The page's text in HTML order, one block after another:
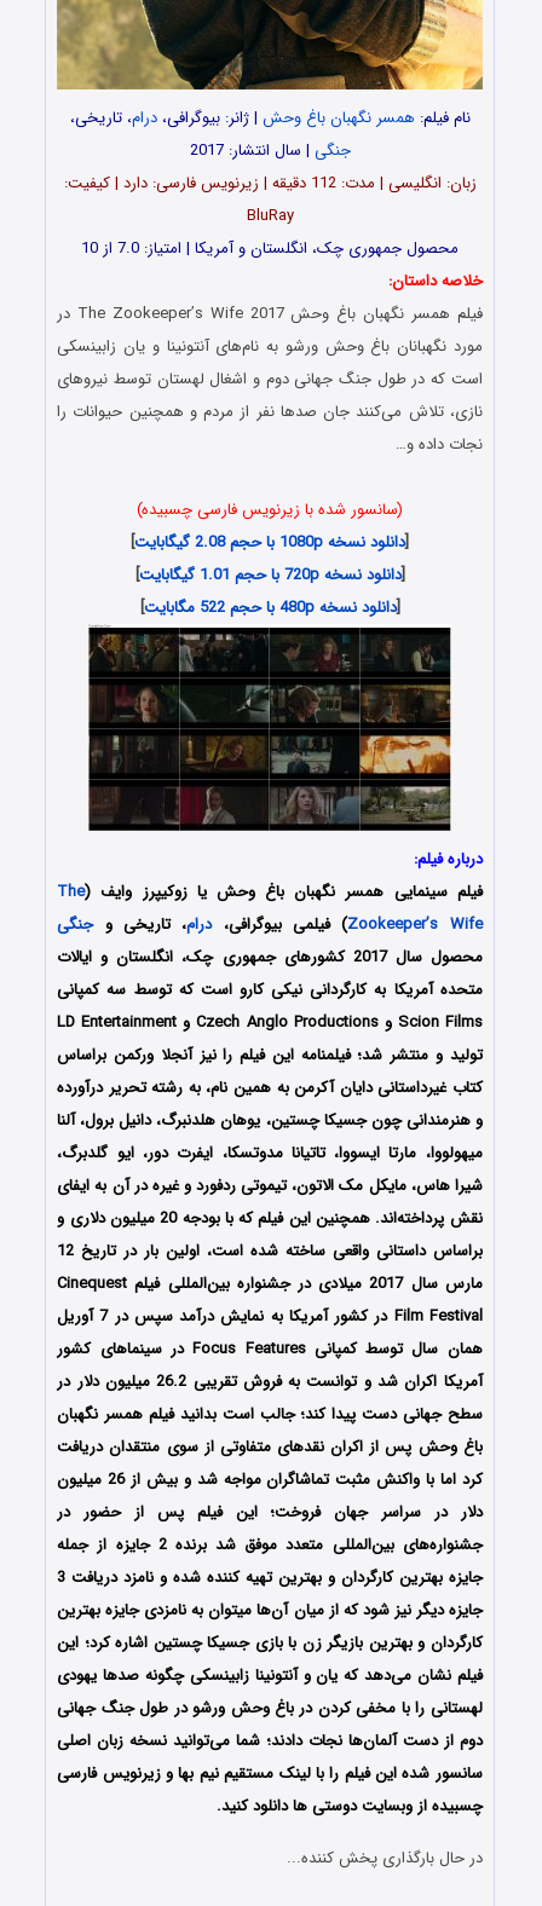
نام فیلم: همسر نگهبان باغ وحش | ژانر: بیوگرافی،درام، تاریخی،
جنگی | سال انتشار: 2017
زبان: انگلیسی | مدت: 112 دقیقه | زیرنویس فارسی: دارد | کیفیت:
BluRay
محصول جمهوری چک، انگلستان و آمریکا | امتیاز: 7.0 از 10
خلاصه داستان:
فیلم همسر نگهبان باغ وحش The Zookeeper’s Wife 2017 در
مورد نگهبانان باغ وحش ورشو به نام‌های آنتونینا و یان زابینسکی
است که در طول جنگ جهانی دوم و اشغال لهستان توسط نیروهای
نازی، تلاش می‌کنند جان صدها نفر از مردم و همچنین حیوانات را
نجات داده و…
(سانسور شده با زیرنویس فارسی چسبیده)
[دانلود نسخه 1080p با حجم 2.08 گیگابایت
]
[دانلود نسخه 720p با حجم 1.01 گیگابایت
]
[دانلود نسخه 480p با حجم 522 مگابایت ]
درباره فیلم:
فیلم سینمایی همسر نگهبان باغ وحش یا زوکیپرز وایف (The
Zookeeper’s Wife) فیلمی بیوگرافی،درام، تاریخی وجنگی
محصول سال 2017 کشورهای جمهوری چک، انگلستان و ایالات
متحده آمریکا به کارگردانی نیکی کارو است که توسط سه کمپانی
Scion Films و Czech Anglo Productions و LD Entertainment
تولید و منتشر شد؛ فیلمنامه این فیلم را نیز آنجلا ورکمن براساس
کتاب غیرداستانی دایان آکرمن به همین نام، به رشته تحریر درآورده
و هنرمندانی چون جسیکا چستین، یوهان هلدنبرگ، دانیل برول، آلنا
میهولووا، مارتا ایسووا، تاتیانا مدوتسکا، ایفرت دور، ایو گلدبرگ،
شیرا هاس، مایکل مک ‌الاتون، تیموتی ردفورد و غیره در آن به ایفای
نقش پرداخته‌اند. همچنین این فیلم که با بودجه 20 میلیون دلاری و
براساس داستانی واقعی ساخته شده است، اولین بار در تاریخ 12
مارس سال 2017 میلادی در جشنواره بین‌المللی فیلم Cinequest
Film Festival در کشور آمریکا به نمایش درآمد سپس در 7 آوریل
همان سال توسط کمپانی Focus Features در سینماهای کشور
آمریکا اکران شد و توانست به فروش تقریبی 26.2 میلیون دلار در
سطح جهانی دست پیدا کند؛ جالب است بدانید فیلم همسر نگهبان
باغ وحش پس از اکران نقدهای متفاوتی از سوی منتقدان دریافت
کرد اما با واکنش مثبت تماشاگران مواجه شد و بیش از 26 میلیون
دلار در سراسر جهان فروخت؛ این فیلم پس از حضور در
جشنواره‌های بین‌المللی متعدد موفق شد برنده 2 جایزه از جمله
جایزه بهترین کارگردان و بهترین تهیه کننده شده و نامزد دریافت 3
جایزه دیگر نیز شود که از میان آن‌ها میتوان به نامزدی جایزه بهترین
کارگردان و بهترین بازیگر زن با بازی جسیکا چستین اشاره کرد؛ این
فیلم نشان می‌دهد که یان و آنتونینا زابینسکی چگونه صدها یهودی
لهستانی را با مخفی کردن در باغ وحش ورشو در طول جنگ جهانی
دوم از دست آلمان‌ها نجات دادند؛ شما می‌توانید نسخه زبان اصلی
سانسور شده این فیلم را با لینک مستقیم نیم بها و زیرنویس فارسی
چسبیده از وبسایت دوستی ها دانلود کنید.
در حال بارگذاری پخش کننده...